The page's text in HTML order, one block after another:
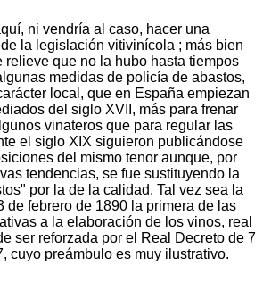
ni vendría al caso, hacer una
la legislación vitivinícola ; más bien
relieve que no la hubo hasta tiempos
medidas de policía de abastos,
local, que en España empiezan
del siglo XVII, más para frenar
vinateros que para regular las
el siglo XIX siguieron publicándose
del mismo tenor aunque, por
tendencias, se fue sustituyendo la
por la de la calidad. Tal vez sea la
de febrero de 1890 la primera de las
a la elaboración de los vinos, real
ser reforzada por el Real Decreto de 7
cuyo preámbulo es muy ilustrativo.